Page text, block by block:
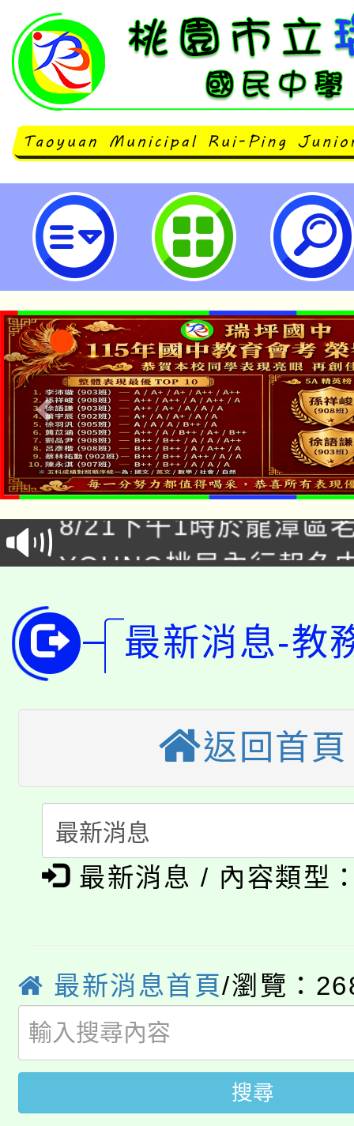
國立臺灣工藝研究發展中心辦理「
工作坊」-桃園市立瑞坪國民中學
「本色祭」8/29、30在
場熱烈登場!
8/21下午1時於龍潭區
徵才活動。
YOUNG桃局內行報名
開!
115年桃園市運動會8/
田徑場及游泳池舉行。
桃園市低收入戶享有免
視費優惠，中低收入戶
半價優惠，詳情可洽有
者。
大園自造教育及科技中
份教師增能研習
大溪自造教育及科技
份教師研習
淨零綠生活教案入校路
會
115年食農教育專業人
程
「本色祭」8/29、30在
局官網。
8月14至27日，桃園電
開!
115年桃園市運動會8/
田徑場及游泳池舉行。
桃園市低收入戶享有免
視費優惠，中低收入戶
大園自造教育及科技
最新消息-教
返回首頁
最新消息 / 內容類型
最新消息首頁/瀏覽：
搜尋